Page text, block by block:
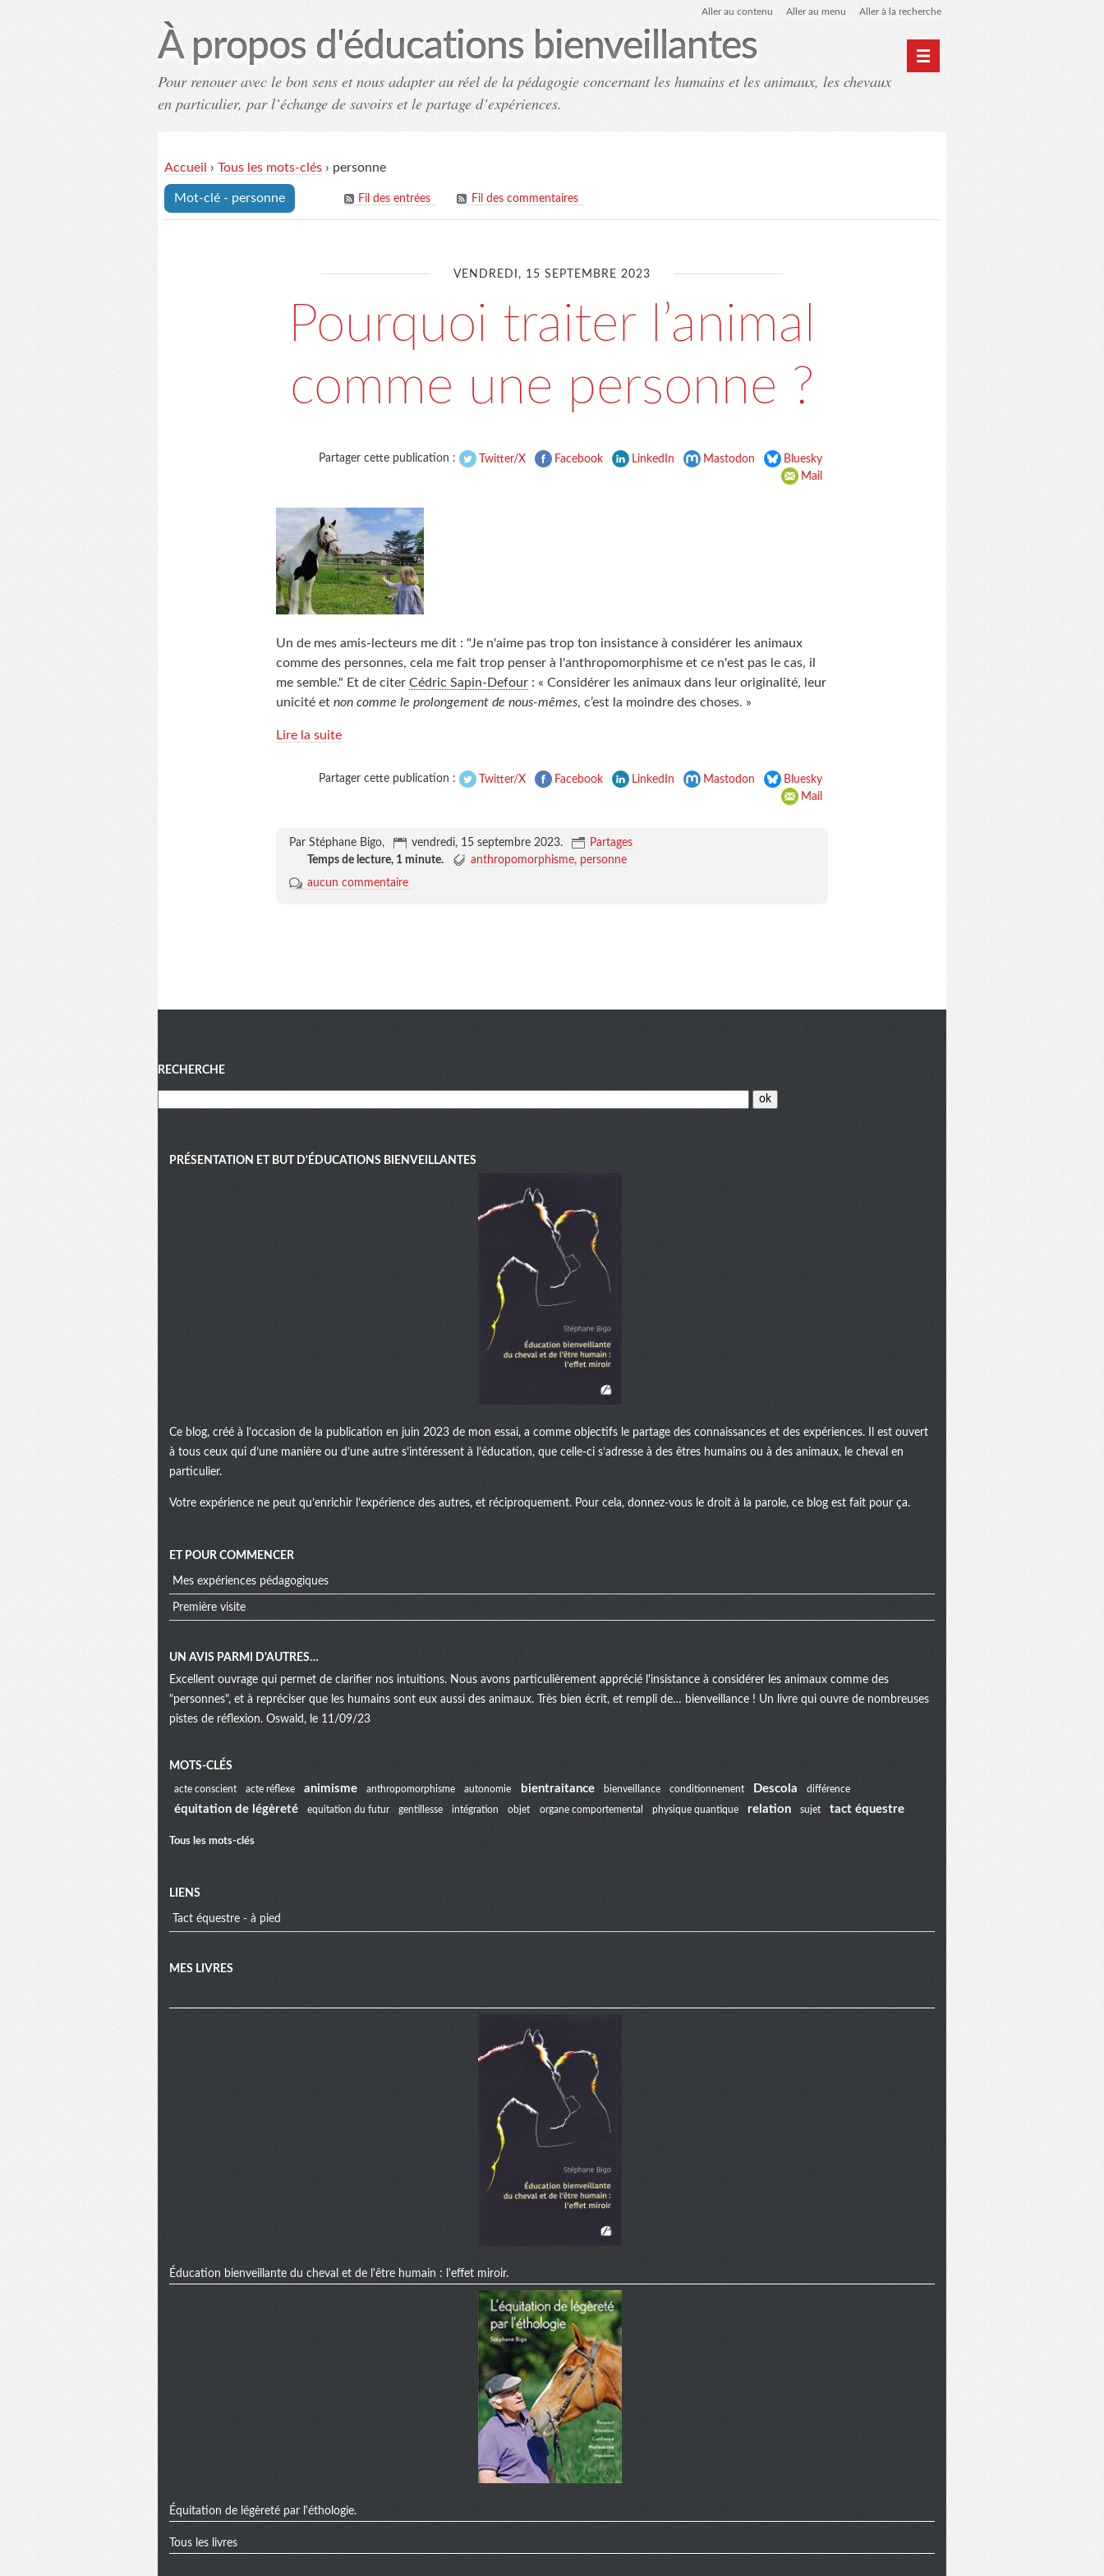
Aller au contenu Aller au menu Aller à la recherche
À propos d'éducations bienveillantes
Pour renouer avec le bon sens et nous adapter au réel de la pédagogie concernant les humains et les animaux, les chevaux
en particulier, par l’échange de savoirs et le partage d’expériences.
Accueil
› Tous les mots-clés › personne
Mot-clé - personne Fil des entrées Fil des commentaires
VENDREDI, 15 SEPTEMBRE 2023
Pourquoi traiter l’animal
comme une personne ?
Partager cette publication : Twitter/X Facebook LinkedIn Mastodon
Bluesky
Mail
Un de mes amis-lecteurs me dit : "Je n'aime pas trop ton insistance à considérer les animaux
comme des personnes, cela me fait trop penser à l'anthropomorphisme et ce n'est pas le cas, il
me semble." Et de citer Cédric Sapin-Defour : « Considérer les animaux dans leur originalité, leur
unicité et non comme le prolongement de nous-mêmes, c’est la moindre des choses. »
Lire la suite
Partager cette publication : Twitter/X Facebook LinkedIn Mastodon
Bluesky
Mail
Par Stéphane Bigo, vendredi, 15 septembre 2023.
Partages
Temps de lecture, 1 minute. anthropomorphisme personne
aucun commentaire
Menu
RECHERCHE
PRÉSENTATION ET BUT D'ÉDUCATIONS BIENVEILLANTES
Ce blog, créé à l’occasion de la publication en juin 2023 de mon essai, a comme objectifs le partage des connaissances et des expériences. Il est ouvert
à tous ceux qui d’une manière ou d’une autre s’intéressent à l’éducation, que celle-ci s’adresse à des êtres humains ou à des animaux, le cheval en
particulier.
Votre expérience ne peut qu’enrichir l’expérience des autres, et réciproquement. Pour cela, donnez-vous le droit à la parole, ce blog est fait pour ça.
ET POUR COMMENCER
Mes expériences pédagogiques
Première visite
UN AVIS PARMI D'AUTRES…
Excellent ouvrage qui permet de clarifier nos intuitions. Nous avons particulièrement apprécié l'insistance à considérer les animaux comme des
"personnes", et à repréciser que les humains sont eux aussi des animaux. Très bien écrit, et rempli de… bienveillance ! Un livre qui ouvre de nombreuses
pistes de réflexion. Oswald, le 11/09/23
Menu
extra
MOTS-CLÉS
acte conscient acte réflexe animisme anthropomorphisme autonomie bientraitance bienveillance conditionnement Descola différence
équitation de légèreté equitation du futur gentillesse intégration objet organe comportemental physique quantique relation sujet tact équestre
Tous les mots-clés
LIENS
Tact équestre - à pied
MES LIVRES
Éducation bienveillante du cheval et de l'être humain : l'effet miroir.
Équitation de légèreté par l'éthologie.
Tous les livres